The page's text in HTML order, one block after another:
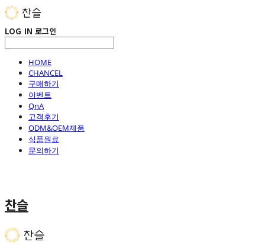
LOG IN 로그인
HOME
CHANCEL
구매하기
이벤트
QnA
고객후기
ODM&OEM제품
식품원료
문의하기
찬슬